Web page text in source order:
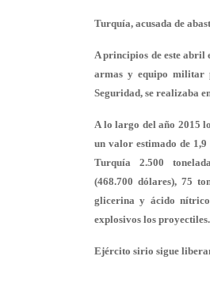
Turquía, acusada de
A principios de este abril
armas y equipo militar
Seguridad, se realizaba
A lo largo del año 2015
un valor estimado de
Turquía 2.500
(468.700 dólares), 75
glicerina y ácido
explosivos los proyectiles.
Ejército sirio sigue